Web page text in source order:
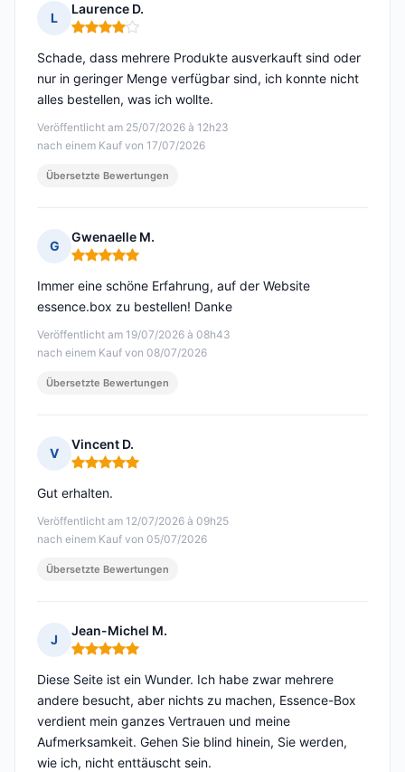
L
Laurence D.
Hinweis: 4 von 5
Veröffentlicht am 25/07/2026 à 12h23
nach einem Kauf von 17/07/2026
Schade, dass mehrere Produkte ausverkauft sind oder
nur in geringer Menge verfügbar sind, ich konnte nicht
alles bestellen, was ich wollte.
Übersetzte Bewertungen
G
Gwenaelle M.
Hinweis: 5 von 5
Veröffentlicht am 19/07/2026 à 08h43
nach einem Kauf von 08/07/2026
Immer eine schöne Erfahrung, auf der Website
essence.box zu bestellen! Danke
Übersetzte Bewertungen
V
Vincent D.
Hinweis: 5 von 5
Veröffentlicht am 12/07/2026 à 09h25
nach einem Kauf von 05/07/2026
Gut erhalten.
Übersetzte Bewertungen
J
Jean-Michel M.
Hinweis: 5 von 5
Diese Seite ist ein Wunder. Ich habe zwar mehrere
andere besucht, aber nichts zu machen, Essence-Box
verdient mein ganzes Vertrauen und meine
Aufmerksamkeit. Gehen Sie blind hinein, Sie werden,
wie ich, nicht enttäuscht sein.